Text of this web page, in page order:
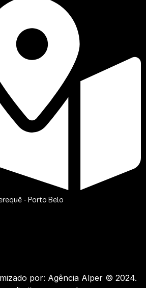
- Porto Belo
por: Agência Alper © 2024.